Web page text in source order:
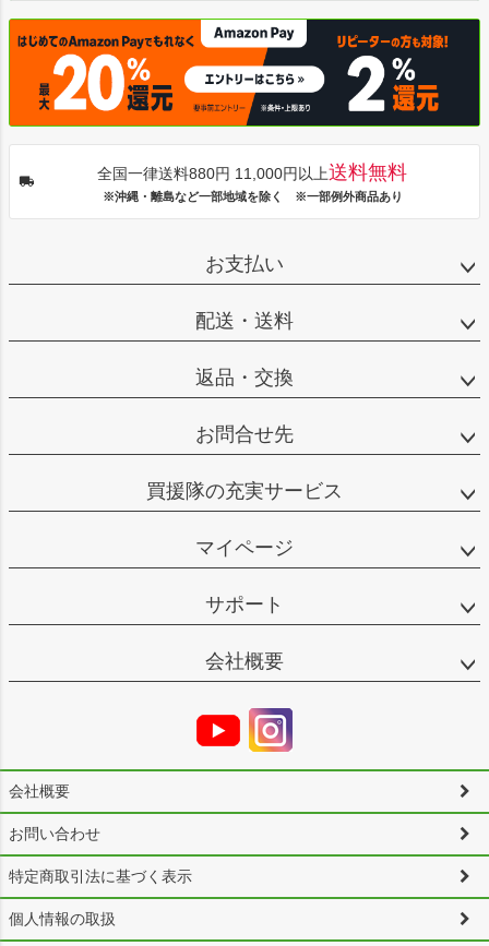
全国一律送料880円 11,000円以上送料無料
※沖縄・離島など一部地域を除く ※一部例外商品あり
お支払い
配送・送料
返品・交換
お問合せ先
買援隊の充実サービス
マイページ
サポート
会社概要
会社概要
お問い合わせ
特定商取引法に基づく表示
個人情報の取扱